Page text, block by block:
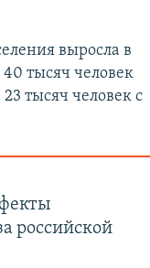
выросла в
тысяч человек
тысяч человек с
российской